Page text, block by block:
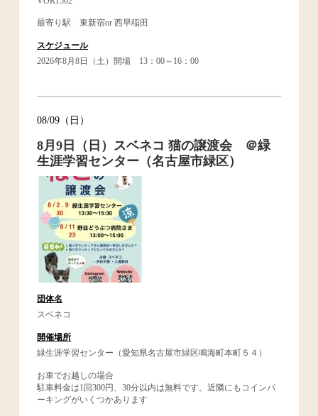
最寄り駅 東新宿or 西早稲田
スケジュール
2026年8月8日（土）開場 13：00～16：00
08/09（日）
8月9日（日）スベネコ 猫の譲渡会 ＠緑
生涯学習センター（名古屋市緑区）
団体名
スベネコ
開催場所
緑生涯学習センター（愛知県名古屋市緑区鳴海町本町５４）
お車でお越しの場合
駐車料金は1回300円、30分以内は無料です。近隣にもコインパ
ーキングがいくつかあります